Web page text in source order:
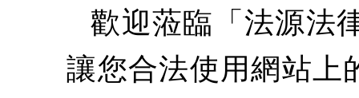
歡迎蒞臨「法源法
讓您合法使用網站上